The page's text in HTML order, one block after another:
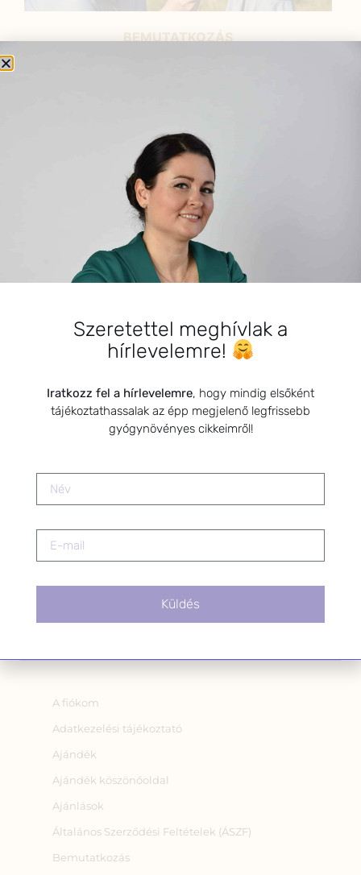
BEMUTATKOZÁS
férfiak egészségének megőrzése és helyreállítása.
HÍRLEVÉL
HÍRLEVÉL FELIRATKOZÁS
az alábbi nyilatkozatot:
Hozzájárulok, hogy az
Adatkezelési tájékoztatóban
linkre kattintva.
A fiókom
Adatkezelési tájékoztató
Ajándék
Ajándék köszönőoldal
Ajánlások
Általános Szerződési Feltételek (ÁSZF)
Bemutatkozás
Szeretettel meghívlak a
hírlevelemre!
Iratkozz fel a hírlevelemre, hogy mindig elsőként
tájékoztathassalak az épp megjelenő legfrissebb
gyógynövényes cikkeimről!
Küldés